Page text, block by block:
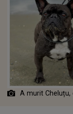
A murit Cheluțu,